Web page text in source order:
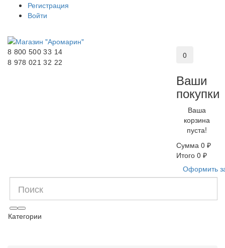
Регистрация
Войти
8 800 500 33 14
8 978 021 32 22
0
Ваши
покупки
Ваша
корзина
пуста!
Сумма 0 ₽
Итого 0 ₽
Оформить
Категории